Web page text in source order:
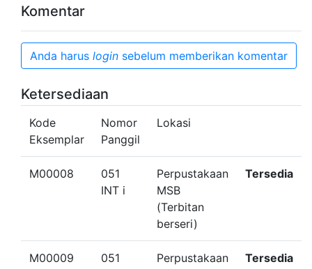
Komentar
Anda harus login sebelum memberikan komentar
Ketersediaan
Kode
Eksemplar
Nomor
Panggil
Lokasi
M00008
051
INT i
Perpustakaan
MSB
(Terbitan
berseri)
Tersedia
M00009
051
Perpustakaan
Tersedia